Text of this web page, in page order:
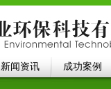
新闻资讯 成功案例